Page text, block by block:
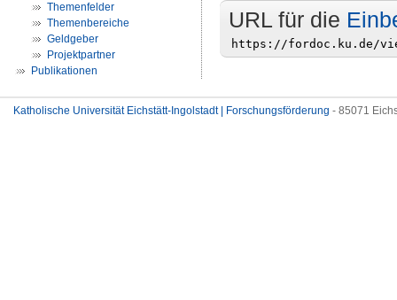
Themenfelder
Themenbereiche
Geldgeber
Projektpartner
Publikationen
URL für die
Katholische Universität Eichstätt-Ingolstadt | Forschungsförderung - 85071